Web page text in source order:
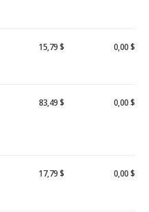
15,79 $ 0,00 $
83,49 $ 0,00 $
17,79 $ 0,00 $